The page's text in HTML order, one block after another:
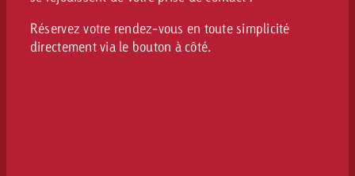
Réservez votre rendez-vous en toute simplicité
directement via le bouton à côté.